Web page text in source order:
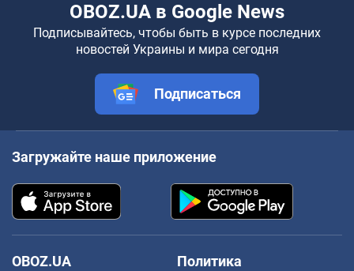
OBOZ.UA в Google News
Подписывайтесь, чтобы быть в курсе последних
новостей Украины и мира сегодня
Подписаться
Загружайте наше приложение
OBOZ.UA
Политика